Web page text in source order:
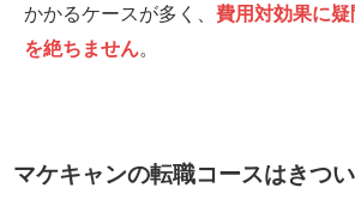
かかるケースが多く、 費用対効果に
を絶ちません。
マケキャンの転職コースはきつ